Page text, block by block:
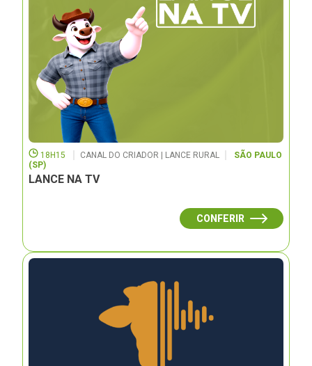
18H15 CANAL DO CRIADOR | LANCE RURAL
SÃO PAULO
(SP)
LANCE NA TV
CONFERIR